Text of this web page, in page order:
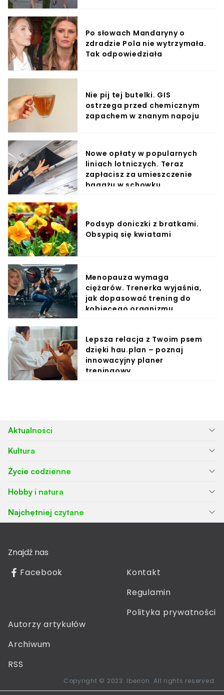
Po słowach Mandaryny o
zdradzie Pola nie wytrzymała.
Tak odpowiedziała
Nie pij tej butelki. GIS
ostrzega przed chemicznym
zapachem w znanym napoju
Nowe opłaty w popularnych
liniach lotniczych. Teraz
zapłacisz za umieszczenie
bagażu w schowku
Podsyp doniczki z bratkami.
Obsypią się kwiatami
Menopauza wymaga
ciężarów. Trenerka wyjaśnia,
jak dopasować trening do
kobiecego organizmu
Lepsza relacja z Twoim psem
dzięki hau.plan – poznaj
innowacyjny planer
treningowy
Aktualności
Kultura
Życie codzienne
Hobby i natura
Najchętniej czytane
Znajdź nas
Facebook
Kontakt
Regulamin
Polityka prywatności
Autorzy artykułów
Archiwum
RSS
Copyright © 2023. Iberion. All rights reserved.